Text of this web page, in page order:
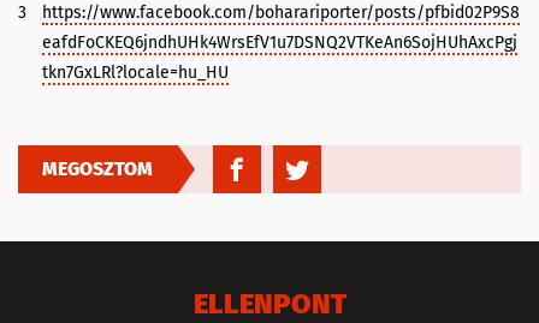
3
https://www.facebook.com/boharariporter/posts/pfbid02P9S8
eafdFoCKEQ6jndhUHk4WrsEfV1u7DSNQ2VTKeAn6SojHUhAxcPgj
tkn7GxLRl?locale=hu_HU
MEGOSZTOM
ELLENPONT